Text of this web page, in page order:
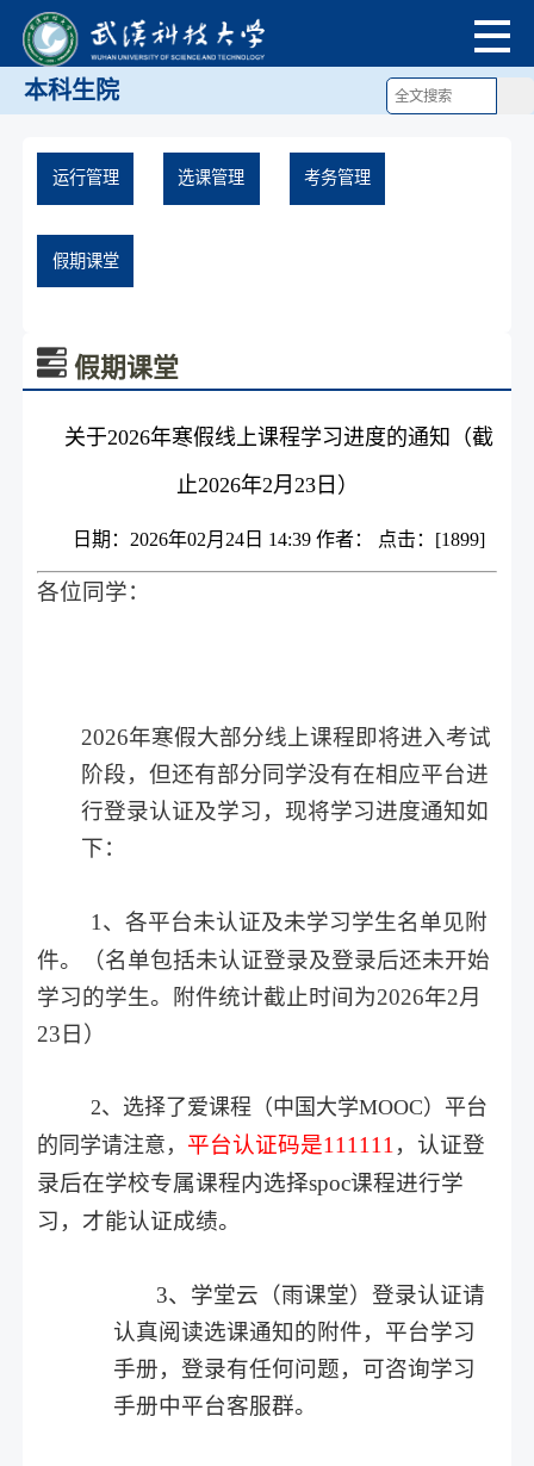
本科生院
运行管理 选课管理 考务管理
假期课堂
假期课堂
关于2026年寒假线上课程学习进度的通知（截
止2026年2月23日）
日期：2026年02月24日 14:39 作者： 点击：[1899]
各位同学：
2026年寒假大部分线上课程即将进入考试
阶段，但还有部分同学没有在相应平台进
行登录认证及学习，现将学习进度通知如
下：
1 、各平台未认证及未学习学生名单见附
件。（名单包括未认证登录及登录后还未开始
学习的学生。附件统计截止时间为2026年2月
23日）
2、选择了爱课程（中国大学MOOC）平台
的同学请注意， 平台认证码是111111 ，认证登
录后在学校专属课程内选择spoc课程进行学
习，才能认证成绩。
3、学堂云（雨课堂）登录认证请
认真阅读选课通知的附件，平台学习
手册，登录有任何问题，可咨询学习
手册中平台客服群。